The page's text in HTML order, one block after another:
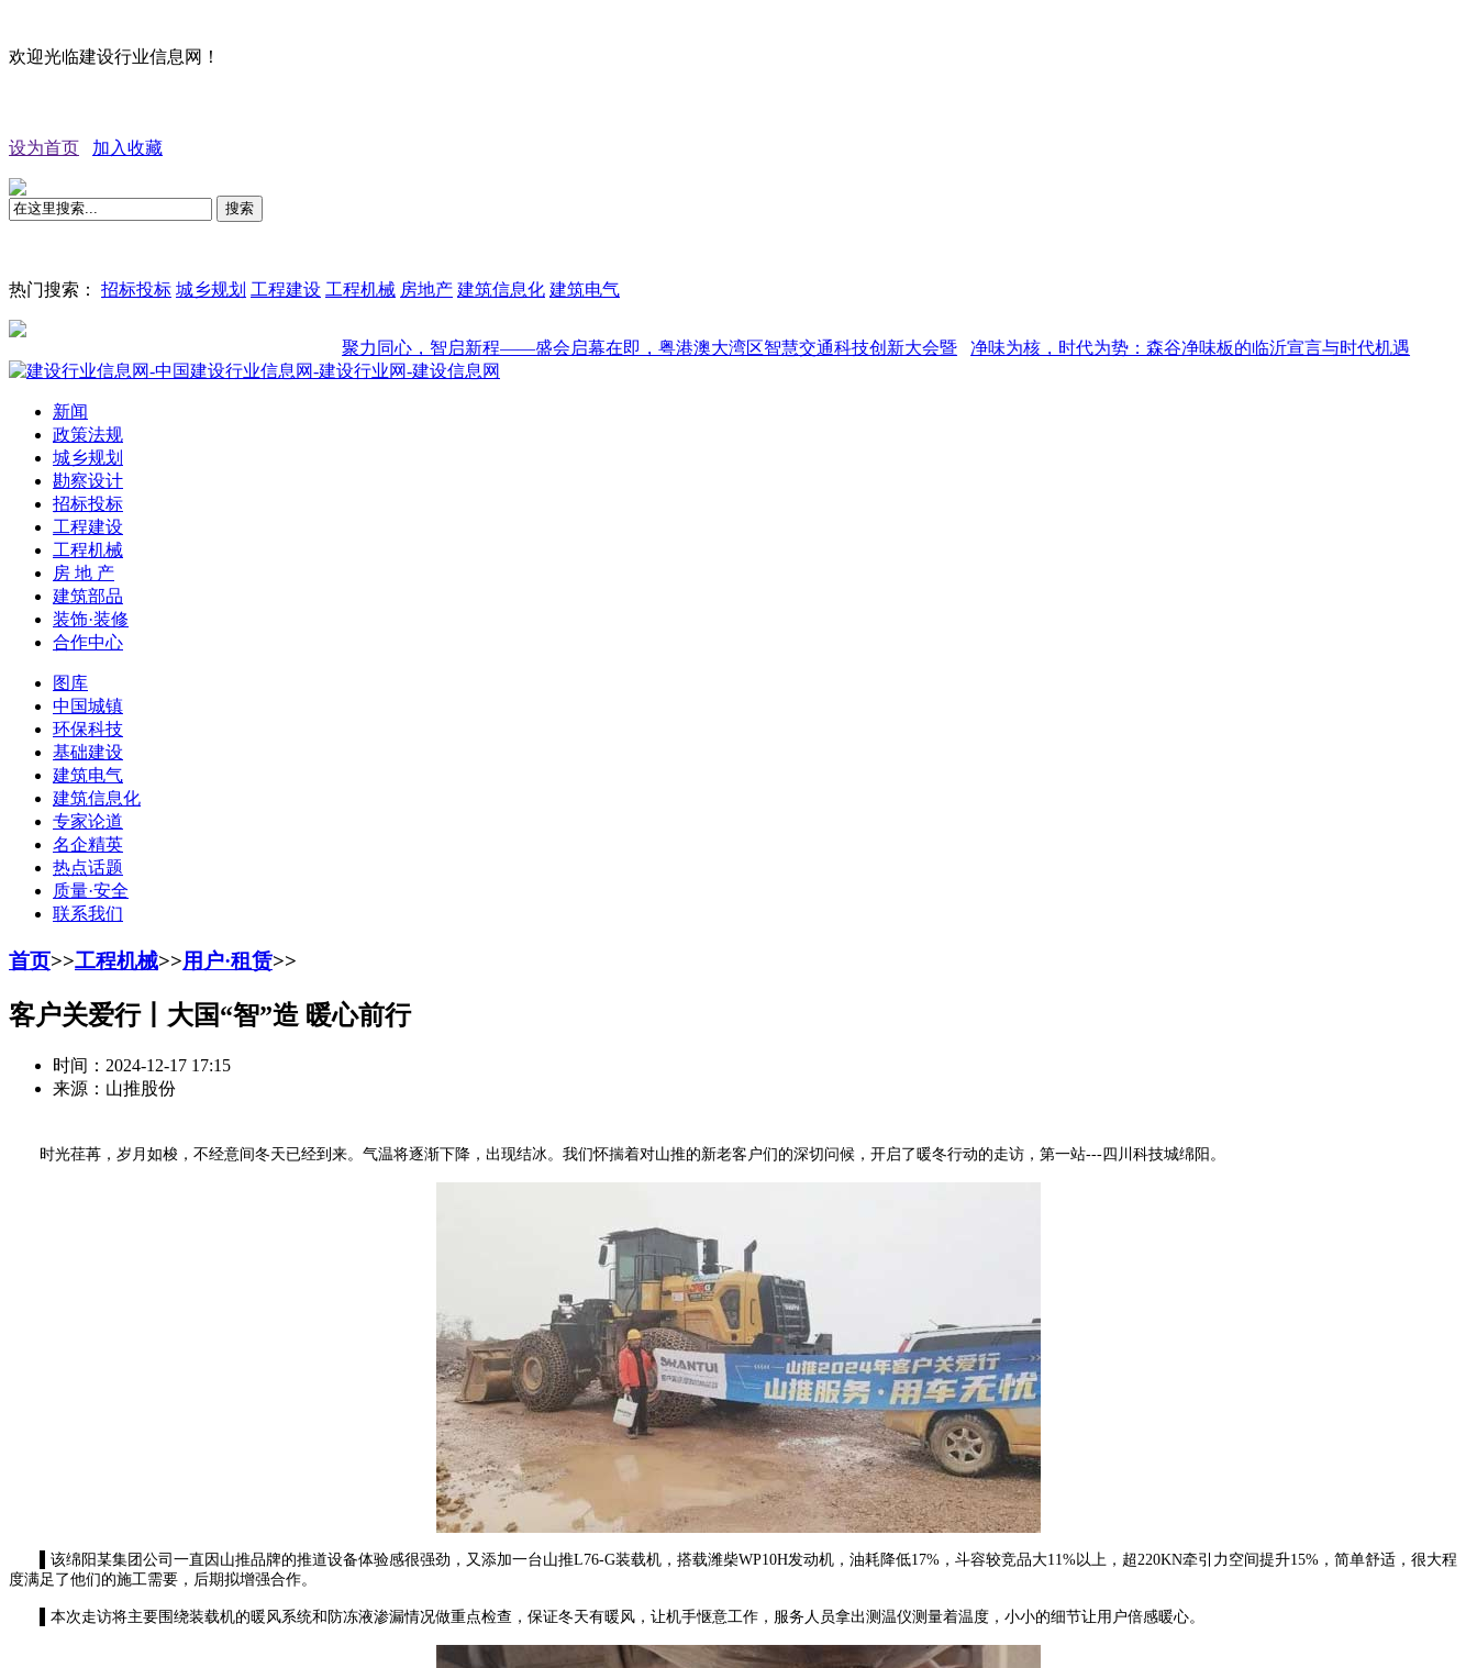
欢迎光临建设行业信息网！
设为首页 加入收藏
搜索
热门搜索： 招标投标 城乡规划 工程建设 工程机械 房地产 建筑信息化 建筑电气
聚力同心，智启新程——盛会启幕在即，粤港澳大湾区智慧交通科技创新大会暨 净味为核，时代为势：森谷净味板的临沂宣言与时代机遇
新闻
政策法规
城乡规划
勘察设计
招标投标
工程建设
工程机械
房 地 产
建筑部品
装饰·装修
合作中心
图库
中国城镇
环保科技
基础建设
建筑电气
建筑信息化
专家论道
名企精英
热点话题
质量·安全
联系我们
首页>>工程机械>>用户·租赁>>
客户关爱行丨大国“智”造 暖心前行
时间：2024-12-17 17:15
来源：山推股份
时光荏苒，岁月如梭，不经意间冬天已经到来。气温将逐渐下降，出现结冰。我们怀揣着对山推的新老客户们的深切问候，开启了暖冬行动的走访，第一站---四川科技城绵阳。
▌该绵阳某集团公司一直因山推品牌的推道设备体验感很强劲，又添加一台山推L76-G装载机，搭载潍柴WP10H发动机，油耗降低17%，斗容较竞品大11%以上，超220KN牵引力空间提升15%，简单舒适，很大程
度满足了他们的施工需要，后期拟增强合作。
▌本次走访将主要围绕装载机的暖风系统和防冻液渗漏情况做重点检查，保证冬天有暖风，让机手惬意工作，服务人员拿出测温仪测量着温度，小小的细节让用户倍感暖心。